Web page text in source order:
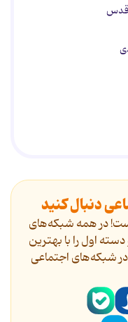
قدس
دنبال کنید
در همه شبکه‌های
اول را با بهترین
در شبکه‌های اجتماعی